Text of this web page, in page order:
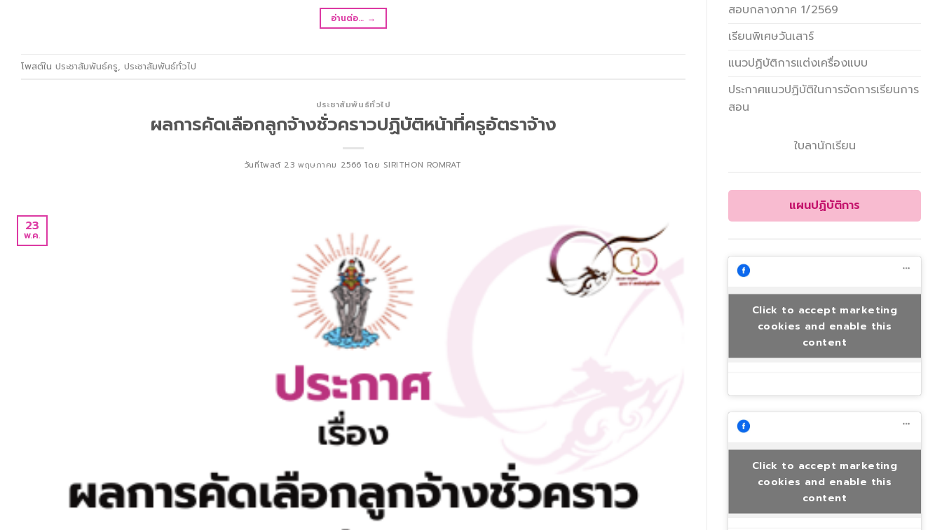
อ่านต่อ… →
โพสต์ใน ประชาสัมพันธ์ครู ประชาสัมพันธ์ทั่วไป
ประชาสัมพันธ์ทั่วไป
ผลการคัดเลือกลูกจ้างชั่วคราวปฏิบัติหน้าที่ครูอัตราจ้าง
วันที่โพสต์ 23 พฤษภาคม 2566 โดย SIRITHON ROMRAT
23
พ.ค.
สอบกลางภาค 1/2569
เรียนพิเศษวันเสาร์
แนวปฏิบัติการแต่งเครื่องแบบ
ประกาศแนวปฏิบัติในการจัดการเรียนการ
สอน
ใบลานักเรียน
แผนปฏิบัติการ
Click to accept marketing
cookies and enable this
content
Click to accept marketing
cookies and enable this
content